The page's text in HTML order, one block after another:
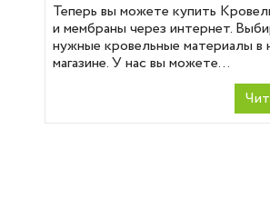
Теперь вы можете купить
и мембраны через интернет.
нужные кровельные материалы в
магазине. У нас вы можете...